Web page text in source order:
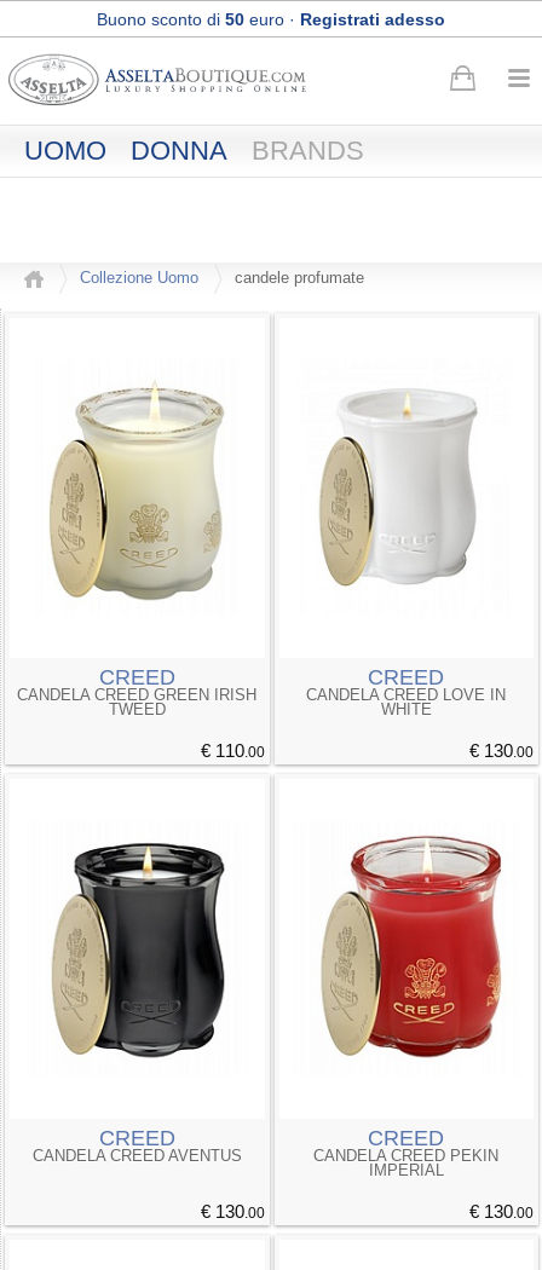
Buono sconto di 50 euro · Registrati adesso
UOMO DONNA BRANDS
Collezione Uomo candele profumate
CREED
CANDELA CREED GREEN IRISH
TWEED
€ 110.00
CREED
CANDELA CREED LOVE IN
WHITE
€ 130.00
CREED
CANDELA CREED AVENTUS
€ 130.00
CREED
CANDELA CREED PEKIN
IMPERIAL
€ 130.00